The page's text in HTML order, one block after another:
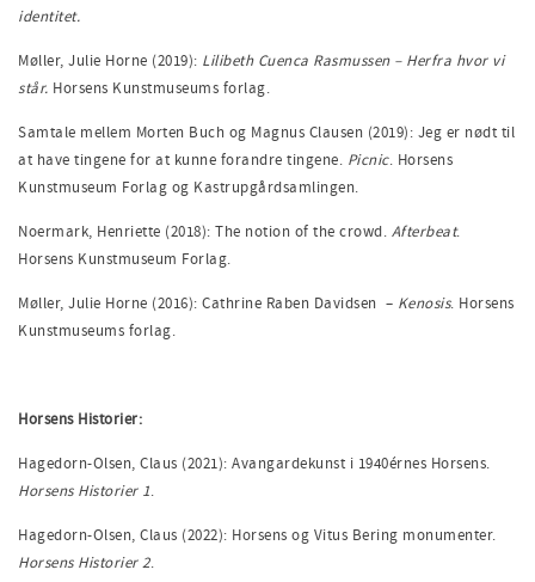
identitet.
Møller, Julie Horne (2019): Lilibeth Cuenca Rasmussen – Herfra hvor vi
står. Horsens Kunstmuseums forlag.
Samtale mellem Morten Buch og Magnus Clausen (2019): Jeg er nødt til
at have tingene for at kunne forandre tingene. Picnic. Horsens
Kunstmuseum Forlag og Kastrupgårdsamlingen.
Noermark, Henriette (2018): The notion of the crowd. Afterbeat.
Horsens Kunstmuseum Forlag.
Møller, Julie Horne (2016): Cathrine Raben Davidsen – Kenosis. Horsens
Kunstmuseums forlag.
Horsens Historier:
Hagedorn-Olsen, Claus (2021): Avangardekunst i 1940érnes Horsens.
Horsens Historier 1.
Hagedorn-Olsen, Claus (2022): Horsens og Vitus Bering monumenter.
Horsens Historier 2.